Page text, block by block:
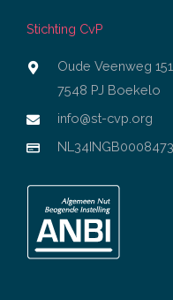
Stichting CvP
Oude Veenweg 151
7548 PJ Boekelo
info@st-cvp.org